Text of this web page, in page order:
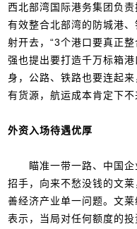
西北部湾国际港务集团负
有效整合北部湾的防城港
射开去，“3个港口要真正
强也提出要打造千万标箱
身，公路、铁路也要连起
有货源，航运成本肯定下不
外资入场待遇优厚
瞄准一带一路、中国企
招手，向来不愁没钱的文
善经济产业单一问题。文
表示，当局对任何额度的